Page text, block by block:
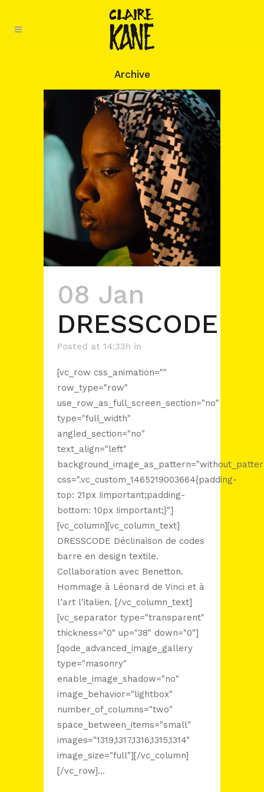
Archive
08 Jan
DRESSCODE
Posted at 14:33h in
[vc_row css_animation=""
row_type="row"
use_row_as_full_screen_section="no"
type="full_width"
angled_section="no"
text_align="left"
css=".vc_custom_1465219003664{padding-
top: 21px !important;padding-
bottom: 10px !important;}"]
[vc_column][vc_column_text]
DRESSCODE Déclinaison de codes
barre en design textile.
Collaboration avec Benetton.
Hommage à Léonard de Vinci et à
l’art l’italien. [/vc_column_text]
[vc_separator type="transparent"
thickness="0" up="38" down="0"]
[qode_advanced_image_gallery
type="masonry"
enable_image_shadow="no"
image_behavior="lightbox"
number_of_columns="two"
space_between_items="small"
images="1319,1317,1316,1315,1314"
image_size="full"][/vc_column]
[/vc_row]...